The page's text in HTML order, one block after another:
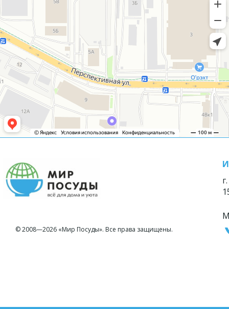
© 2008—2026 «Мир Посуды». Все права защищены.